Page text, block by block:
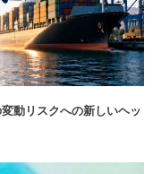
動リスクへの新しいヘッ